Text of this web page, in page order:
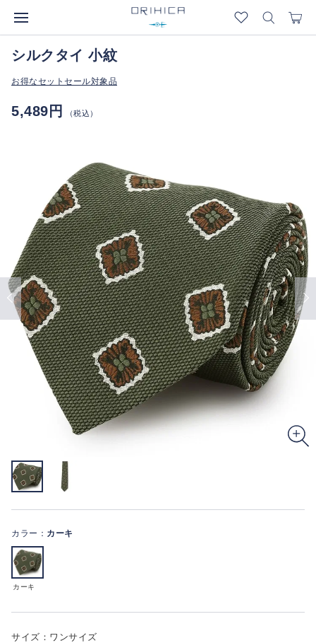
シルクタイ 小紋
お得なセットセール対象品
5,489円 （税込）
カラー： カーキ
カーキ
サイズ：ワンサイズ